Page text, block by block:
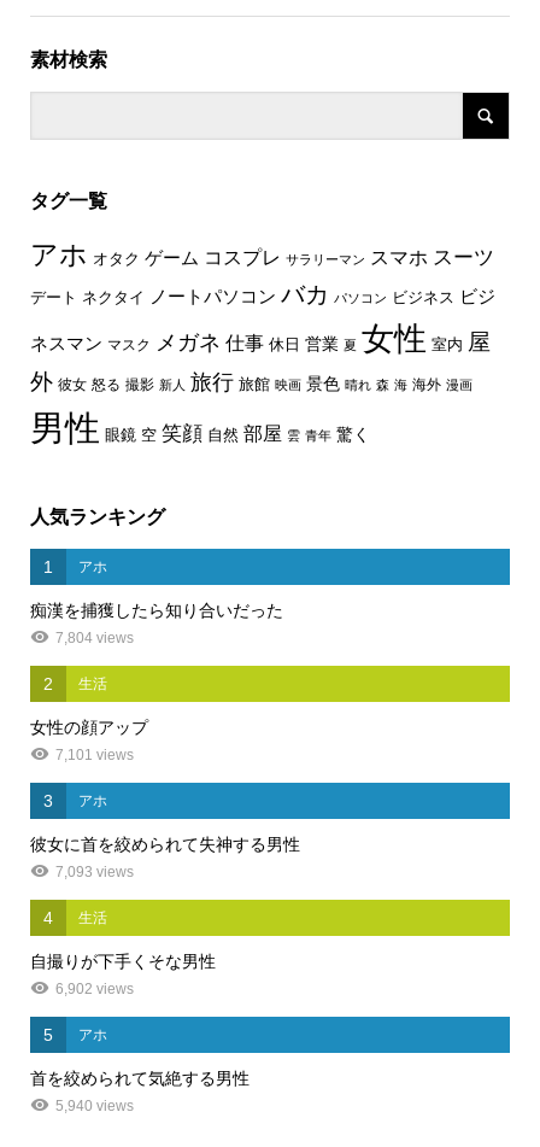
素材検索
タグ一覧
アホ オタク ゲーム コスプレ サラリーマン スマホ スーツ
デート ネクタイ ノートパソコン バカ パソコン ビジネス ビジ
ネスマン マスク メガネ 仕事 休日 営業 夏 女性 室内 屋
外 彼女 怒る 撮影 新人 旅行 旅館 映画 景色 晴れ 森 海 海外 漫画
男性 眼鏡 空 笑顔 自然 部屋 雲 青年 驚く
人気ランキング
1 アホ
痴漢を捕獲したら知り合いだった
7,804 views
2 生活
女性の顔アップ
7,101 views
3 アホ
彼女に首を絞められて失神する男性
7,093 views
4 生活
自撮りが下手くそな男性
6,902 views
5 アホ
首を絞められて気絶する男性
5,940 views